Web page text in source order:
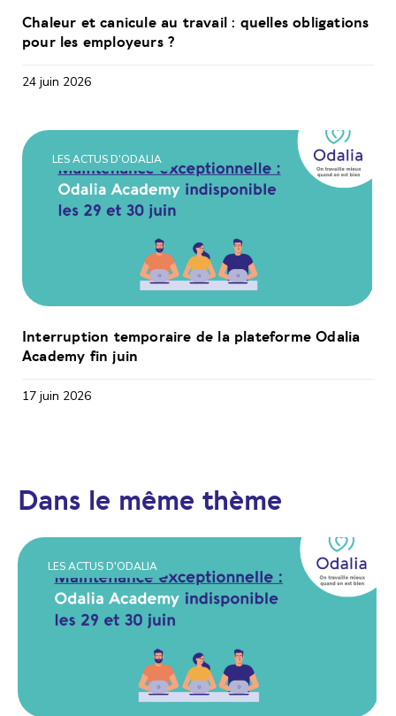
Chaleur et canicule au travail : quelles obligations
pour les employeurs ?
24 juin 2026
LES ACTUS D'ODALIA
Interruption temporaire de la plateforme Odalia
Academy fin juin
17 juin 2026
Dans le même thème
LES ACTUS D'ODALIA